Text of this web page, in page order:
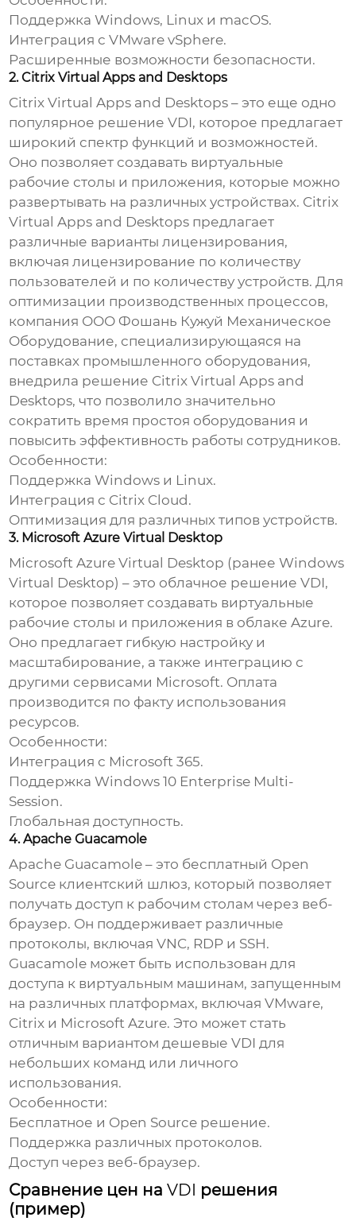
Поддержка Windows, Linux и macOS.
Интеграция с VMware vSphere.
Расширенные возможности безопасности.
2. Citrix Virtual Apps and Desktops
Citrix Virtual Apps and Desktops – это еще одно
популярное решениеVDI, которое предлагает
широкий спектр функций и возможностей.
Оно позволяет создавать виртуальные
рабочие столы и приложения, которые можно
развертывать на различных устройствах. Citrix
Virtual Apps and Desktops предлагает
различные варианты лицензирования,
включая лицензирование по количеству
пользователей и по количеству устройств. Для
оптимизации производственных процессов,
компания ООО Фошань Кужуй Механическое
Оборудование, специализирующаяся на
поставках промышленного оборудования,
внедрила решение Citrix Virtual Apps and
Desktops, что позволило значительно
сократить время простоя оборудования и
повысить эффективность работы сотрудников.
Особенности:
Поддержка Windows и Linux.
Интеграция с Citrix Cloud.
Оптимизация для различных типов устройств.
3. Microsoft Azure Virtual Desktop
Microsoft Azure Virtual Desktop (ранее Windows
Virtual Desktop) – это облачное решениеVDI,
которое позволяет создавать виртуальные
рабочие столы и приложения в облаке Azure.
Оно предлагает гибкую настройку и
масштабирование, а также интеграцию с
другими сервисами Microsoft. Оплата
производится по факту использования
ресурсов.
Особенности:
Интеграция с Microsoft 365.
Поддержка Windows 10 Enterprise Multi-
Session.
Глобальная доступность.
4. Apache Guacamole
Apache Guacamole – это бесплатный Open
Source клиентский шлюз, который позволяет
получать доступ к рабочим столам через веб-
браузер. Он поддерживает различные
протоколы, включая VNC, RDP и SSH.
Guacamole может быть использован для
доступа к виртуальным машинам, запущенным
на различных платформах, включая VMware,
Citrix и Microsoft Azure. Это может стать
отличным вариантомдешевые VDI для
небольших команд или личного
использования.
Особенности:
Бесплатное и Open Source решение.
Поддержка различных протоколов.
Доступ через веб-браузер.
Сравнение цен наVDI решения
(пример)